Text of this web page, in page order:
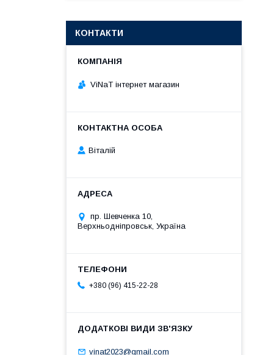
КОНТАКТИ
ViNaT інтернет магазин
Віталій
пр. Шевченка 10,
Верхньодніпровськ, Україна
+380 (96) 415-22-28
vinat2023@gmail.com